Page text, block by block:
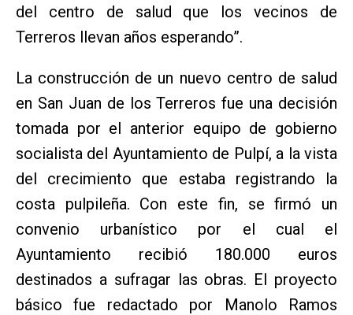
del centro de salud que los vecinos de
Terreros llevan años esperando”.
La construcción de un nuevo centro de salud
en San Juan de los Terreros fue una decisión
tomada por el anterior equipo de gobierno
socialista del Ayuntamiento de Pulpí, a la vista
del crecimiento que estaba registrando la
costa pulpileña. Con este fin, se firmó un
convenio urbanístico por el cual el
Ayuntamiento recibió 180.000 euros
destinados a sufragar las obras. El proyecto
básico fue redactado por Manolo Ramos